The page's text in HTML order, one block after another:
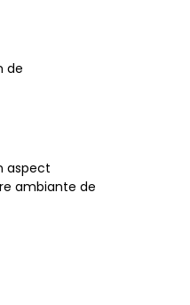
de
aspect
ambiante de